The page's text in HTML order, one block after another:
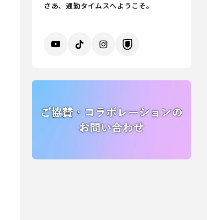
さあ、通勤タイムスへようこそ。